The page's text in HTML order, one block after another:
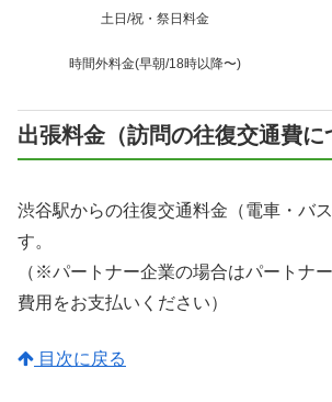
土日/祝・祭日料金
時間外料金(早朝/18時以降〜)
出張料金（訪問の往復交通費に
渋谷駅からの往復交通料金（電車・バ
す。
（※パートナー企業の場合はパートナ
費用をお支払いください）
目次に戻る